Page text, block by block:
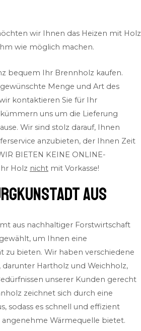
wir Ihnen das Heizen mit Holz
wie möglich machen.
bequem Ihr Brennholz kaufen.
Menge und Art des
kontaktieren Sie für Ihr
uns um die Lieferung
Wir sind stolz darauf, Ihnen
anzubieten, der Ihnen Zeit
BIETEN KEINE ONLINE-
Holz nicht mit Vorkasse!
aus
aus nachhaltiger Forstwirtschaft
um Ihnen eine
zu bieten. Wir haben verschiedene
Hartholz und Weichholz,
unserer Kunden gerecht
zeichnet sich durch eine
sodass es schnell und effizient
Wärmequelle bietet.